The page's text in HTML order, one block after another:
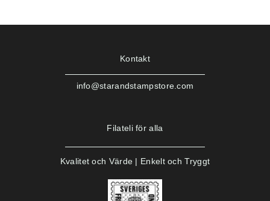
Kontakt
info@starandstampstore.com
Filateli för alla
Kvalitet och Värde | Enkelt och Tryggt